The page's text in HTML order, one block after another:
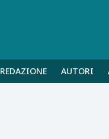
REDAZIONE AUTORI